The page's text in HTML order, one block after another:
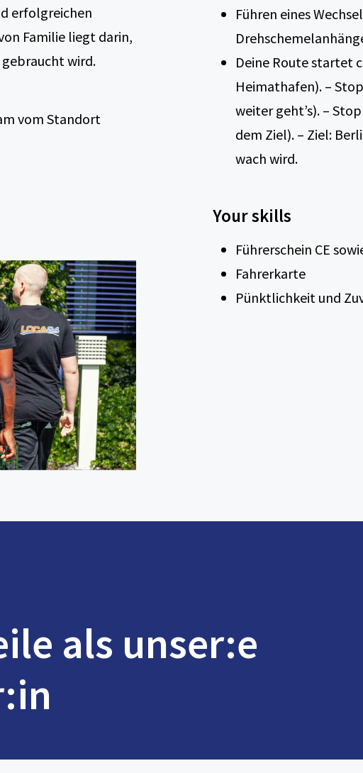
erfolgreichen
Familie liegt darin,
gebraucht wird.
vom Standort
Führen eines
Deine Route startet
Heimathafen). –
weiter geht’s). –
dem Ziel). – Ziel:
wach wird.
Your skills
Führerschein CE
Fahrerkarte
Pünktlichkeit und
als unser:e